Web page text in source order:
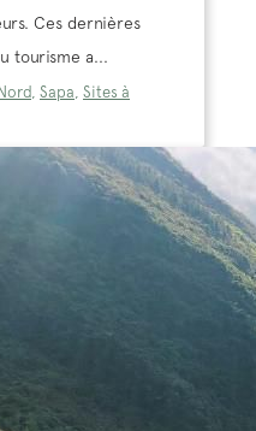
Ces dernières
tourisme a...
Sapa Sites à